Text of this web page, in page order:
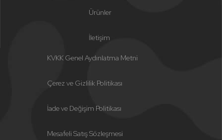
Ürünler
İletişim
KVKK Genel Aydınlatma Metni
Çerez ve Gizlilik Politikası
İade ve Değişim Politikası
Mesafeli Satış Sözleşmesi